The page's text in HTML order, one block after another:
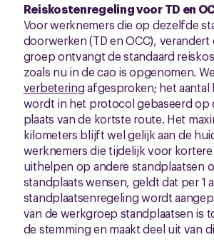
Reiskostenregeling voor TD en
Voor werknemers die op dezelfde
doorwerken (TD en OCC), verandert
groep ontvangt de standaard
zoals nu in de cao is opgenomen.
verbeteringafgesproken; het aantal
wordt in het protocol gebaseerd op
plaats van de kortste route. Het
kilometers blijft wel gelijk aan de
werknemers die tijdelijk voor
uithelpen op andere standplaatsen
standplaats wensen, geldt dat per 1
standplaatsenregeling wordt
van de werkgroep standplaatsen is
de stemming en maakt deel uit van